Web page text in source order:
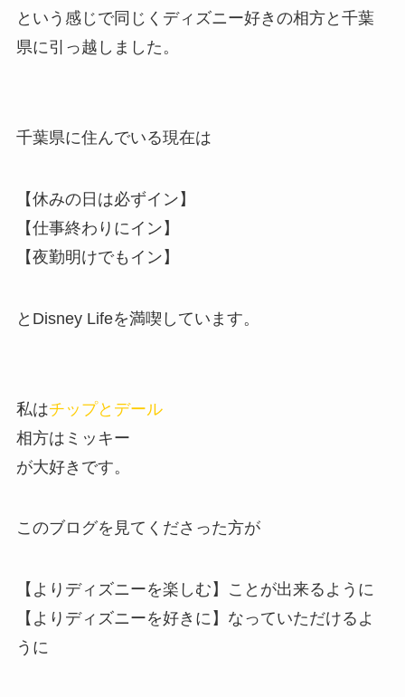
という感じで同じくディズニー好きの相方と千葉
県に引っ越しました。
千葉県に住んでいる現在は
【休みの日は必ずイン】
【仕事終わりにイン】
【夜勤明けでもイン】
と Disney Lifeを満喫しています。
私はチップとデール
相方は ミッキー
が大好きです。
このブログを見てくださった方が
【よりディズニーを楽しむ】ことが出来るように
【よりディズニーを好きに】なっていただけるよ
うに